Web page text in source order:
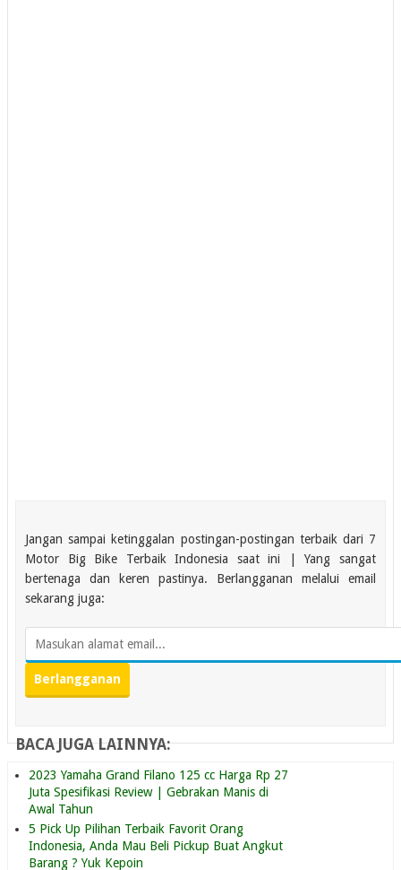
Jangan sampai ketinggalan postingan-postingan terbaik dari 7
Motor Big Bike Terbaik Indonesia saat ini | Yang sangat
bertenaga dan keren pastinya. Berlangganan melalui email
sekarang juga:
BACA JUGA LAINNYA:
2023 Yamaha Grand Filano 125 cc Harga Rp 27
Juta Spesifikasi Review | Gebrakan Manis di
Awal Tahun
5 Pick Up Pilihan Terbaik Favorit Orang
Indonesia, Anda Mau Beli Pickup Buat Angkut
Barang ? Yuk Kepoin